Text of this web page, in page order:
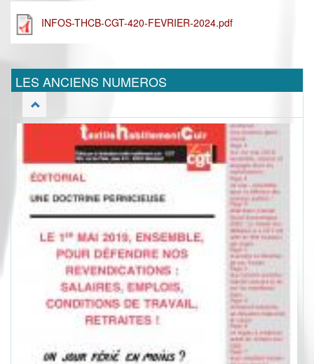
INFOS-THCB-CGT-420-FEVRIER-2024.pdf
LES ANCIENS NUMEROS